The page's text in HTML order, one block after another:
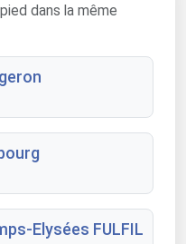
dans la même
Elysées FULFIL